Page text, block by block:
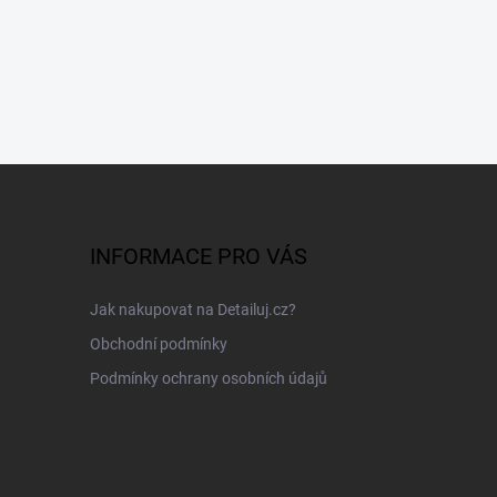
INFORMACE PRO VÁS
Jak nakupovat na Detailuj.cz?
Obchodní podmínky
Podmínky ochrany osobních údajů